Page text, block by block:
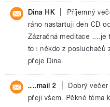
Dina HK
Příjemný
ráno nastartuji den CD
Zázračná meditace ....je
to i někdo z posluchačů
přeje Dina
....mail 2
Dobrý
přeji všem. Pěkné téma